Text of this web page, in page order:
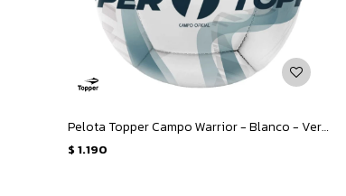
Pelota Topper Campo Warrior - Blanco - Verde
$ 1.190